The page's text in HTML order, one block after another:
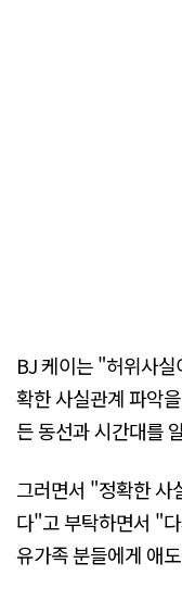
BJ 케이는 "허위사
확한 사실관계 파악
든 동선과 시간대를
그러면서 "정확한 사
다"고 부탁하면서 "
유가족 분들에게 애